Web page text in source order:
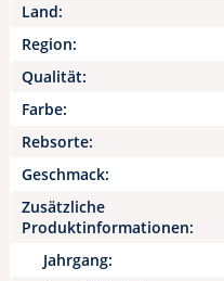
Land:
Region:
Qualität:
Farbe:
Rebsorte:
Geschmack:
Zusätzliche
Produktinformationen:
Jahrgang: